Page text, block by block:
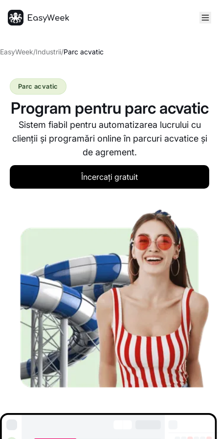
EasyWeek/Industrii/Parc acvatic
Program pentru parc acvatic
Sistem fiabil pentru automatizarea lucrului cu
clienții și programări online în parcuri acvatice și
de agrement.
Parc acvatic
Încercați gratuit